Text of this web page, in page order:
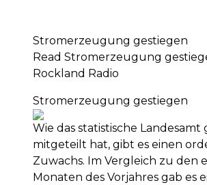
Stromerzeugung gestiegen
Read Stromerzeugung
Rockland Radio
Stromerzeugung gestiegen
Wie das statistische Landesamt
mitgeteilt hat, gibt es einen
Zuwachs. Im Vergleich zu den
Monaten des Vorjahres gab es